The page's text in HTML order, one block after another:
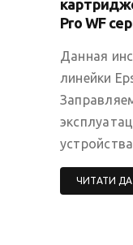
Pro WF
Данная
линейки
ЧИТАТИ